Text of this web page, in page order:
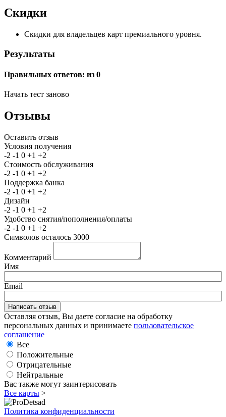
Скидки
Скидки для владельцев карт премиального уровня.
Результаты
Правильных ответов: из 0
Начать тест заново
Отзывы
Оставить отзыв
Условия получения
-2 -1 0 +1 +2
Стоимость обслуживания
-2 -1 0 +1 +2
Поддержка банка
-2 -1 0 +1 +2
Дизайн
-2 -1 0 +1 +2
Удобство снятия/пополнения/оплаты
-2 -1 0 +1 +2
Символов осталось 3000
Комментарий
Имя
Email
Оставляя отзыв, Вы даете согласие на обработку
персональных данных и принимаете пользовательское
соглашение
Все
Положительные
Отрицательные
Нейтральные
Вас также могут заинтерисовать
Все карты >
Политика конфиденциальности